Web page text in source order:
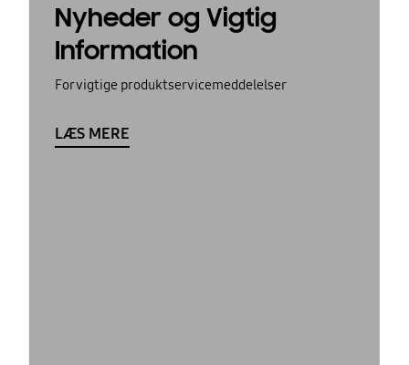
Nyheder og Vigtig
Information
For vigtige produktservicemeddelelser
LÆS MERE